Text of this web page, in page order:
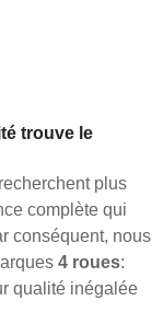
trouve le
plus
complète qui
conséquent, nous
4 roues:
qualité inégalée